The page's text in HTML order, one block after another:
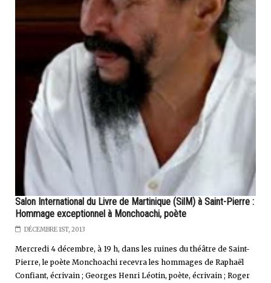
Salon International du Livre de Martinique (SilM) à Saint-Pierre :
Hommage exceptionnel à Monchoachi, poète
DÉCEMBRE 1ST, 2013
Mercredi 4 décembre, à 19 h, dans les ruines du théâtre de Saint-
Pierre, le poète Monchoachi recevra les hommages de Raphaël
Confiant, écrivain ; Georges Henri Léotin, poète, écrivain ; Roger